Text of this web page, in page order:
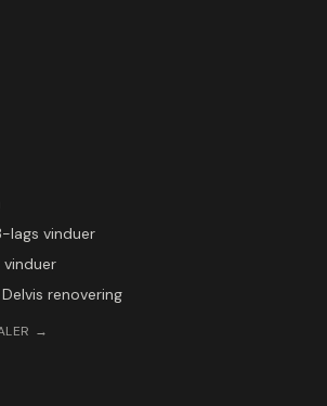
lags vinduer
vinduer
renovering
→